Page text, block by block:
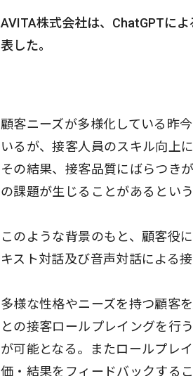
AVITA株式会社は、ChatGPTに
表した。
顧客ニーズが多様化している昨
いるが、接客人員のスキル向上
その結果、接客品質にばらつき
の課題が生じることがあるという
このような背景のもと、顧客役
キスト対話及び音声対話による
多様な性格やニーズを持つ顧客
との接客ロールプレイングを行
が可能となる。またロールプレ
価・結果をフィードバックする